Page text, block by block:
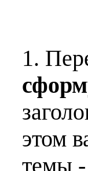
1.
этом
темы -